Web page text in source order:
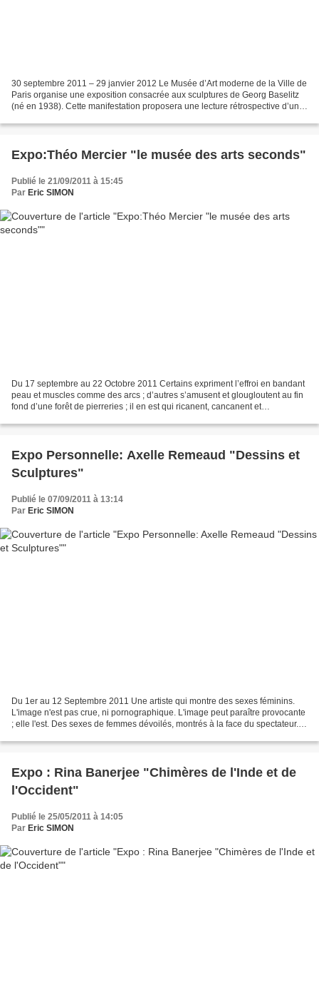
30 septembre 2011 – 29 janvier 2012 Le Musée d’Art moderne de la Ville de
Paris organise une exposition consacrée aux sculptures de Georg Baselitz
(né en 1938). Cette manifestation proposera une lecture rétrospective d’un
Expo:Théo Mercier "le musée des arts seconds"
Publié le 21/09/2011 à 15:45
Par Eric SIMON
Du 17 septembre au 22 Octobre 2011 Certains expriment l’effroi en bandant
peau et muscles comme des arcs ; d’autres s’amusent et glougloutent au fin
fond d’une forêt de pierreries ; il en est qui ricanent, cancanent et
Expo Personnelle: Axelle Remeaud "Dessins et
Sculptures"
Publié le 07/09/2011 à 13:14
Par Eric SIMON
Du 1er au 12 Septembre 2011 Une artiste qui montre des sexes féminins.
L'image n'est pas crue, ni pornographique. L'image peut paraître provocante
; elle l'est. Des sexes de femmes dévoilés, montrés à la face du spectateur.
Expo : Rina Banerjee "Chimères de l'Inde et de
l'Occident"
Publié le 25/05/2011 à 14:05
Par Eric SIMON